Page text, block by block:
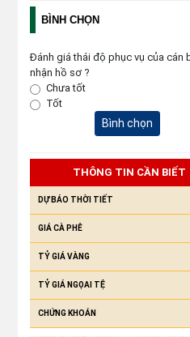
BÌNH CHỌN
Đánh giá thái độ phục vụ của cán
nhận hồ sơ ?
Chưa tốt
Tốt
Bình chọn
THÔNG TIN CẦN BIẾT
DỰ BÁO THỜI TIẾT
GIÁ CÀ PHÊ
TỶ GIÁ VÀNG
TỶ GIÁ NGỌAI TỆ
CHỨNG KHOÁN